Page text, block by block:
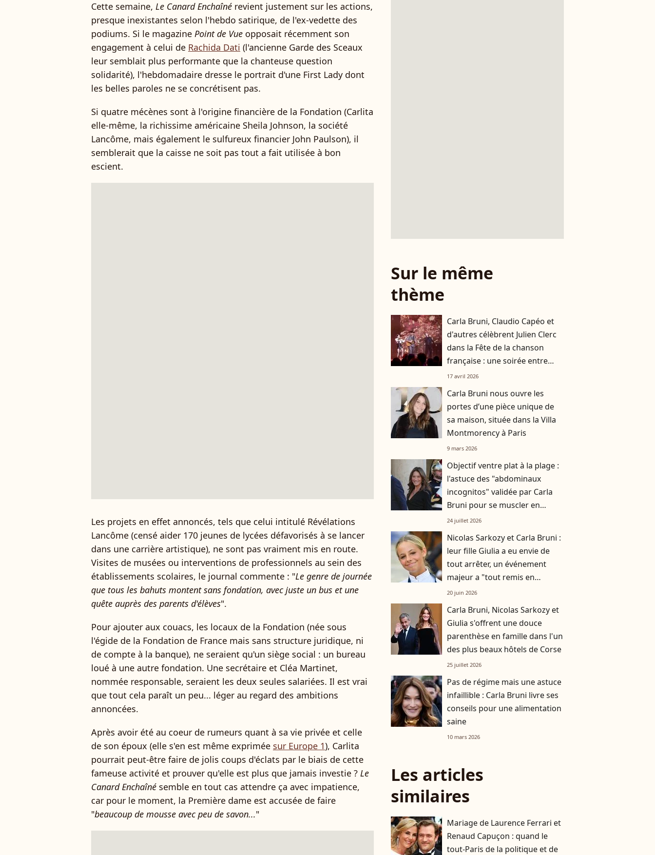
Cette semaine, Le Canard Enchaîné revient justement sur les actions,
presque inexistantes selon l'hebdo satirique, de l'ex-vedette des
podiums. Si le magazine Point de Vue opposait récemment son
engagement à celui de Rachida Dati (l'ancienne Garde des Sceaux
leur semblait plus performante que la chanteuse question
solidarité), l'hebdomadaire dresse le portrait d'une First Lady dont
les belles paroles ne se concrétisent pas.
Si quatre mécènes sont à l'origine financière de la Fondation (Carlita
elle-même, la richissime américaine Sheila Johnson, la société
Lancôme, mais également le sulfureux financier John Paulson), il
semblerait que la caisse ne soit pas tout a fait utilisée à bon
escient.
Les projets en effet annoncés, tels que celui intitulé Révélations
Lancôme (censé aider 170 jeunes de lycées défavorisés à se lancer
dans une carrière artistique), ne sont pas vraiment mis en route.
Visites de musées ou interventions de professionnels au sein des
établissements scolaires, le journal commente : "Le genre de journée
que tous les bahuts montent sans fondation, avec juste un bus et une
quête auprès des parents d'élèves".
Pour ajouter aux couacs, les locaux de la Fondation (née sous
l'égide de la Fondation de France mais sans structure juridique, ni
de compte à la banque), ne seraient qu'un siège social : un bureau
loué à une autre fondation. Une secrétaire et Cléa Martinet,
nommée responsable, seraient les deux seules salariées. Il est vrai
que tout cela paraît un peu... léger au regard des ambitions
annoncées.
Après avoir été au coeur de rumeurs quant à sa vie privée et celle
de son époux (elle s'en est même exprimée sur Europe 1), Carlita
pourrait peut-être faire de jolis coups d'éclats par le biais de cette
fameuse activité et prouver qu'elle est plus que jamais investie ? Le
Canard Enchaîné semble en tout cas attendre ça avec impatience,
car pour le moment, la Première dame est accusée de faire
"beaucoup de mousse avec peu de savon..."
Sur le même
thème
Carla Bruni, Claudio Capéo et
d'autres célèbrent Julien Clerc
dans la Fête de la chanson
française : une soirée entre
légendes et nouvelle
17 avril 2026
Carla Bruni nous ouvre les
portes d’une pièce unique de
sa maison, située dans la Villa
Montmorency à Paris
9 mars 2026
Objectif ventre plat à la plage :
l'astuce des "abdominaux
incognitos" validée par Carla
Bruni pour se muscler en
bronzant
24 juillet 2026
Nicolas Sarkozy et Carla Bruni :
leur fille Giulia a eu envie de
tout arrêter, un événement
majeur a "tout remis en
question"
20 juin 2026
Carla Bruni, Nicolas Sarkozy et
Giulia s'offrent une douce
parenthèse en famille dans l'un
des plus beaux hôtels de Corse
25 juillet 2026
Pas de régime mais une astuce
infaillible : Carla Bruni livre ses
conseils pour une alimentation
saine
10 mars 2026
Les articles
similaires
Mariage de Laurence Ferrari et
Renaud Capuçon : quand le
tout-Paris de la politique et de